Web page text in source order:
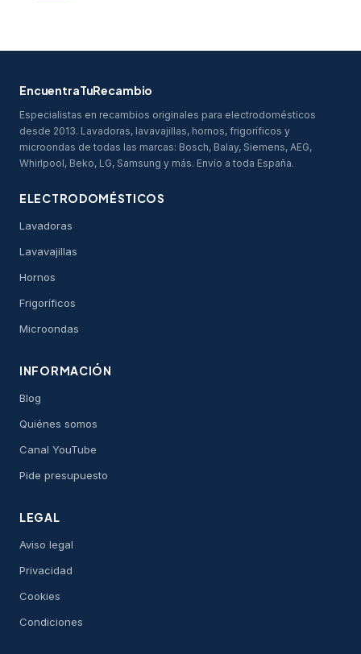
EncuentraTuRecambio
Especialistas en recambios originales para electrodomésticos
desde 2013. Lavadoras, lavavajillas, hornos, frigoríficos y
microondas de todas las marcas: Bosch, Balay, Siemens, AEG,
Whirlpool, Beko, LG, Samsung y más. Envío a toda España.
ELECTRODOMÉSTICOS
Lavadoras
Lavavajillas
Hornos
Frigoríficos
Microondas
INFORMACIÓN
Blog
Quiénes somos
Canal YouTube
Pide presupuesto
LEGAL
Aviso legal
Privacidad
Cookies
Condiciones